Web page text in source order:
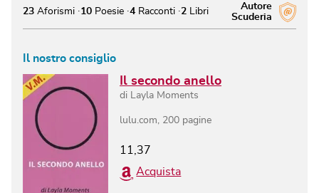
Autore
Scuderia
23 Aforismi 10 Poesie 4 Racconti 2 Libri
Il nostro consiglio
Il secondo anello
di Layla Moments
lulu.com 200 pagine
11,37
Acquista